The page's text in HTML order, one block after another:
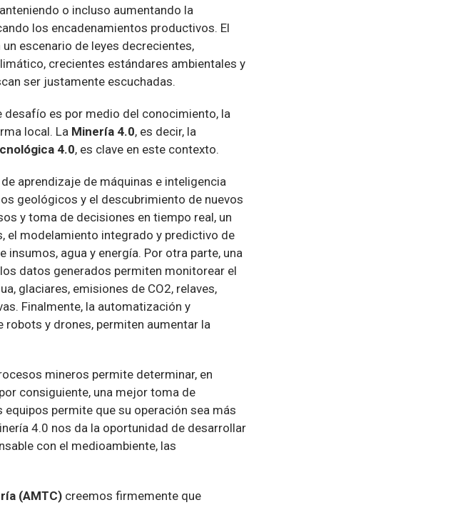
o incluso aumentando la
los encadenamientos productivos. El
escenario de leyes decrecientes,
crecientes estándares ambientales y
ser justamente escuchadas.
es por medio del conocimiento, la
local. La Minería 4.0, es decir, la
4.0, es clave en este contexto.
aprendizaje de máquinas e inteligencia
geológicos y el descubrimiento de nuevos
y toma de decisiones en tiempo real, un
el modelamiento integrado y predictivo de
agua y energía. Por otra parte, una
datos generados permiten monitorear el
glaciares, emisiones de CO2, relaves,
Finalmente, la automatización y
y drones, permiten aumentar la
mineros permite determinar, en
consiguiente, una mejor toma de
permite que su operación sea más
4.0 nos da la oportunidad de desarrollar
con el medioambiente, las
(AMTC) creemos firmemente que